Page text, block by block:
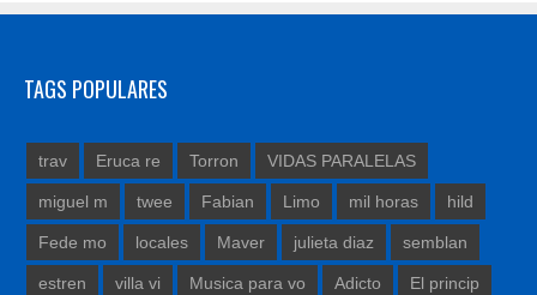
TAGS POPULARES
trav Eruca re Torron VIDAS PARALELAS
miguel m twee Fabian Limo mil horas hild
Fede mo locales Maver julieta diaz semblan
estren villa vi Musica para vo Adicto El princip